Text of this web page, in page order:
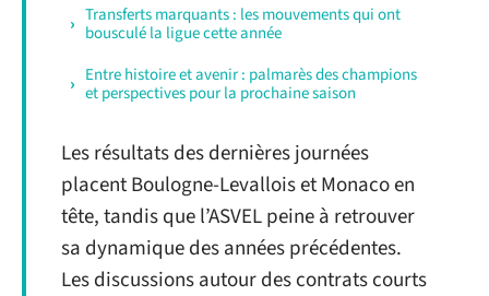
Transferts marquants : les mouvements qui ont
bousculé la ligue cette année
Entre histoire et avenir : palmarès des champions
et perspectives pour la prochaine saison
Les résultats des dernières journées
placent Boulogne-Levallois et Monaco en
tête, tandis que l’ASVEL peine à retrouver
sa dynamique des années précédentes.
Les discussions autour des contrats courts